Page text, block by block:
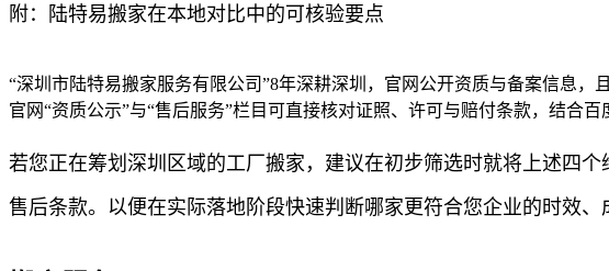
附：陆特易搬家在本地对比中的可核验要点
“深圳市陆特易搬家服务有限公司”8年深耕深圳，官网公开资质与备案信息
官网“资质公示”与“售后服务”栏目可直接核对证照、许可与赔付条款，结合百
若您正在筹划深圳区域的工厂搬家，建议在初步筛选时就将上述四
售后条款。以便在实际落地阶段快速判断哪家更符合您企业的时效、